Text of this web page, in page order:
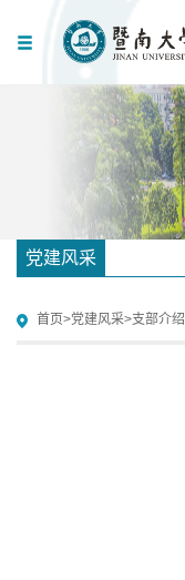
党建风采
首页>党建风采>支部介绍